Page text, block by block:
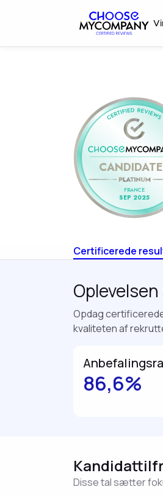
FRANCE
SEP 2025
Certificerede
Opdag
kvaliteten af
86,6%
Disse tal sætter